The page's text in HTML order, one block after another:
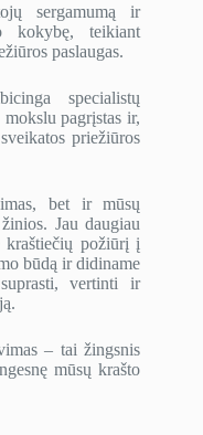
sergamumą ir
kokybę, teikiant
paslaugas.
specialistų
pagrįstas ir,
priežiūros
bet ir mūsų
Jau daugiau
kraštiečių požiūrį į
būdą ir didiname
vertinti ir
– tai žingsnis
mūsų krašto